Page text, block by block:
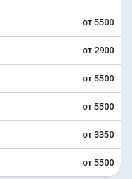
от 5500
от 2900
от 5500
от 5500
от 3350
от 5500